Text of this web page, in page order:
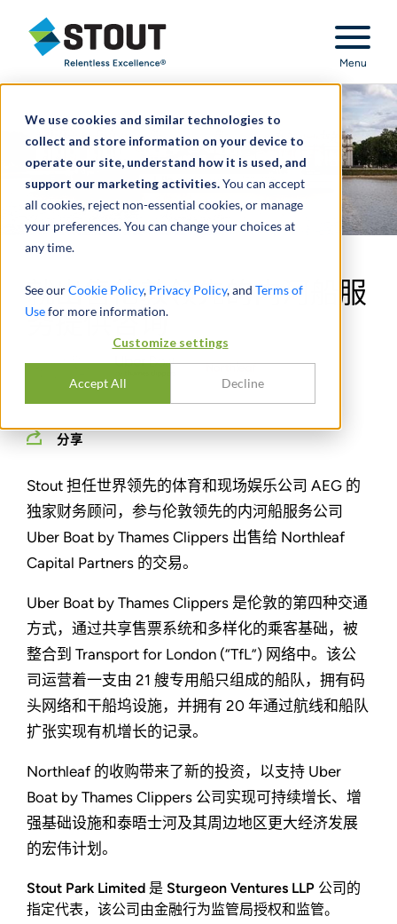
We use cookies and similar technologies to
collect and store information on your device to
operate our site, understand how it is used, and
support our marketing activities.You can accept
all cookies, reject non-essential cookies, or manage
your preferences. You can change your choices at
any time.
See ourCookie Policy, Privacy Policy, and Terms of
Usefor more information.
Customize settings
Accept All Decline
Stout Relentless Excellence
Menu
就出售伦敦领先的内河船服
务提供咨询
分享
Stout 担任世界领先的体育和现场娱乐公司 AEG 的
独家财务顾问，参与伦敦领先的内河船服务公司
Uber Boat by Thames Clippers 出售给 Northleaf
Capital Partners 的交易。
Uber Boat by Thames Clippers 是伦敦的第四种交通
方式，通过共享售票系统和多样化的乘客基础，被
整合到 Transport for London (“TfL”) 网络中。该公
司运营着一支由 21 艘专用船只组成的船队，拥有码
头网络和干船坞设施，并拥有 20 年通过航线和船队
扩张实现有机增长的记录。
Northleaf 的收购带来了新的投资，以支持 Uber
Boat by Thames Clippers 公司实现可持续增长、增
强基础设施和泰晤士河及其周边地区更大经济发展
的宏伟计划。
Stout Park Limited 是 Sturgeon Ventures LLP 公司的
指定代表，该公司由金融行为监管局授权和监管。